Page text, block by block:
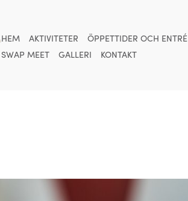
HEM AKTIVITETER ÖPPETTIDER OCH ENTRÉ
SWAP MEET
GALLERI KONTAKT